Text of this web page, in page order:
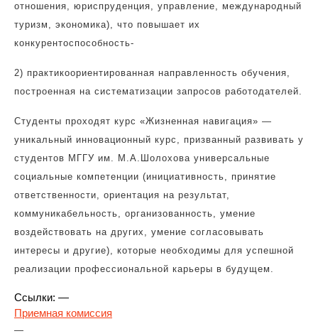
отношения, юриспруденция, управление, международный
туризм, экономика), что повышает их
конкурентоспособность-
2) практикоориентированная направленность обучения,
построенная на систематизации запросов работодателей.
Студенты проходят курс «Жизненная навигация» —
уникальный инновационный курс, призванный развивать у
студентов МГГУ им. М.А.Шолохова универсальные
социальные компетенции (инициативность, принятие
ответственности, ориентация на результат,
коммуникабельность, организованность, умение
воздействовать на других, умение согласовывать
интересы и другие), которые необходимы для успешной
реализации профессиональной карьеры в будущем.
Ссылки: —
Приемная комиссия
—